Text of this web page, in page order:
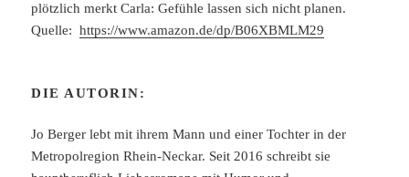
plötzlich merkt Carla: Gefühle lassen sich nicht planen.
Quelle:https://www.amazon.de/dp/B06XBMLM29
DIE AUTORIN:
Jo Berger lebt mit ihrem Mann und einer Tochter in der
Metropolregion Rhein-Neckar. Seit 2016 schreibt sie